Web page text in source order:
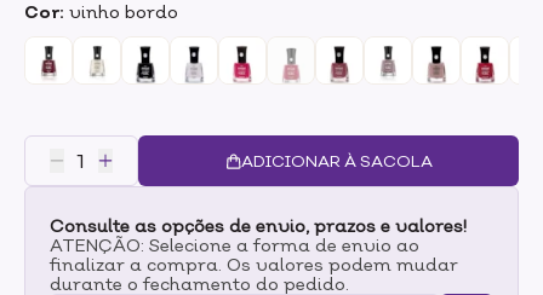
Diamond Gel Vinho Bordô possui alto brilho e
durabilidade. O pincel contém 800 cerdas o que
aumenta a cobertura e precisão na aplicação do
esmalte. Sua fórmula hipoalergênica é livre de
gel, após a aplicação do esmalte com cor (Passo 1),
passe o Top Coat Fixador Diamond Gel Risqué (Passo
2), que foi criado especialmente para proporcionar a
Cor: vinho bordo
ADICIONAR À SACOLA
Consulte as opções de envio, prazos e valores!
ATENÇÃO: Selecione a forma de envio ao
finalizar a compra. Os valores podem mudar
durante o fechamento do pedido.